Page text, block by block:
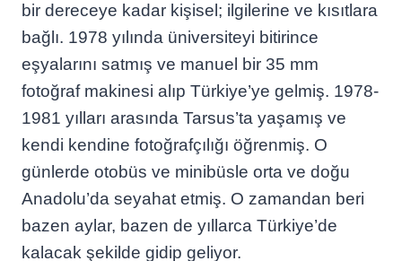
bir dereceye kadar kişisel; ilgilerine ve kısıtlara
bağlı. 1978 yılında üniversiteyi bitirince
eşyalarını satmış ve manuel bir 35 mm
fotoğraf makinesi alıp Türkiye’ye gelmiş. 1978-
1981 yılları arasında Tarsus’ta yaşamış ve
kendi kendine fotoğrafçılığı öğrenmiş. O
günlerde otobüs ve minibüsle orta ve doğu
Anadolu’da seyahat etmiş. O zamandan beri
bazen aylar, bazen de yıllarca Türkiye’de
kalacak şekilde gidip geliyor.